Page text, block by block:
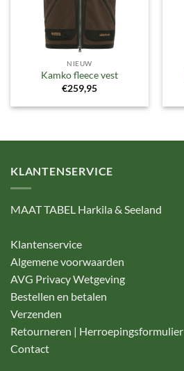
NIEUW
Kamko fleece vest
€259,95
KLANTENSERVICE
MAAT TABEL Harkila & Seeland
Klantenservice
Algemene voorwaarden
AVG Privacy Wetgeving
Bestellen en betalen
Verzenden
Retourneren | Herroepingsformulier
Contact